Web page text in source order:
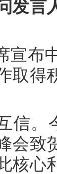
发言
宣布
取得
信
会致
核心